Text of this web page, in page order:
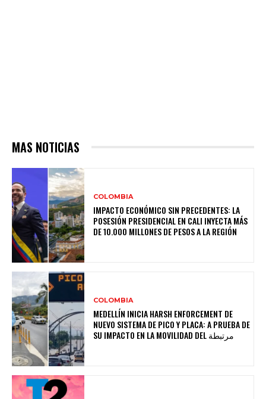
MAS NOTICIAS
COLOMBIA
IMPACTO ECONÓMICO SIN PRECEDENTES: LA
POSESIÓN PRESIDENCIAL EN CALI INYECTA MÁS
DE 10.000 MILLONES DE PESOS A LA REGIÓN
COLOMBIA
MEDELLÍN INICIA HARSH ENFORCEMENT DE
NUEVO SISTEMA DE PICO Y PLACA: A PRUEBA DE
SU IMPACTO EN LA MOVILIDAD DEL مرتبطة